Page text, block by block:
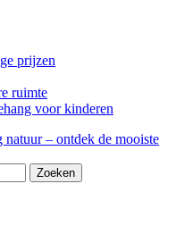
prijzen
ruimte
voor kinderen
natuur – ontdek de mooiste